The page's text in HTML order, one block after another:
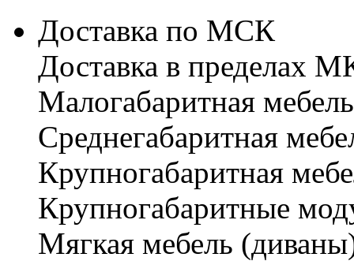
Доставка по МСК
Доставка в пределах
Малогабаритная
Cреднегабаритная
Крупногабаритная
Крупногабаритные
Мягкая мебель